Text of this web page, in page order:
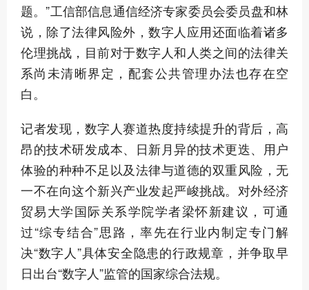
题。”工信部信息通信经济专家委员会委员盘和林
说，除了法律风险外，数字人应用还面临着诸多
伦理挑战，目前对于数字人和人类之间的法律关
系尚未清晰界定，配套公共管理办法也存在空
白。
记者发现，数字人赛道热度持续提升的背后，高
昂的技术研发成本、日新月异的技术更迭、用户
体验的种种不足以及法律与道德的双重风险，无
一不在向这个新兴产业发起严峻挑战。对外经济
贸易大学国际关系学院学者梁怀新建议，可通
过“综专结合”思路，率先在行业内制定专门解
决“数字人”具体安全隐患的行政规章，并争取早
日出台“数字人”监管的国家综合法规。